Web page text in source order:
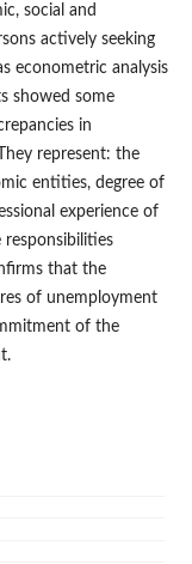
social and
actively seeking
econometric analysis
showed some
in
represent: the
entities, degree of
experience of
responsibilities
that the
of unemployment
of the